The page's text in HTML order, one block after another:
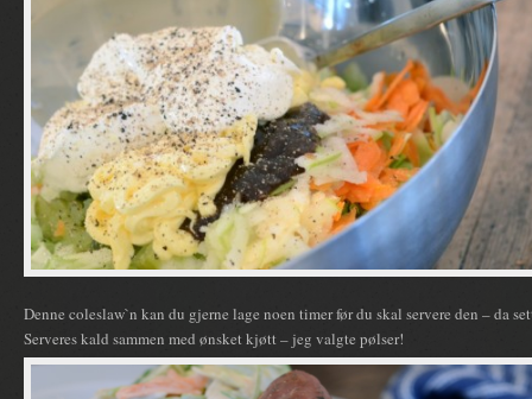
Denne coleslaw`n kan du gjerne lage noen timer før du skal servere den – da
Serveres kald sammen med ønsket kjøtt – jeg valgte pølser!